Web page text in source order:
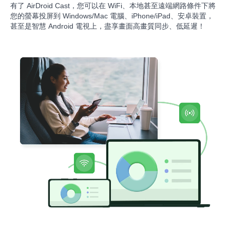
有了 AirDroid Cast，您可以在 WiFi、本地甚至遠端網路條件下將
您的螢幕投屏到 Windows/Mac 電腦、iPhone/iPad、安卓裝置，
甚至是智慧 Android 電視上，盡享畫面高畫質同步、低延遲！